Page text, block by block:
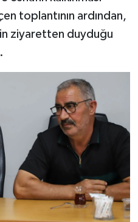
toplantının ardından,
ziyaretten duyduğu